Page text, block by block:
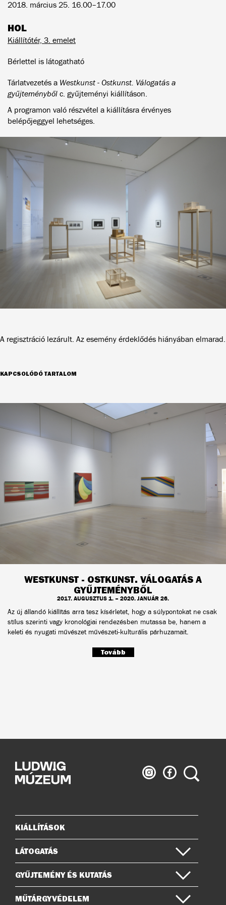
2018. március 25. 16.00–17.00
HOL
Kiállítótér, 3. emelet
Bérlettel is látogatható
Tárlatvezetés a Westkunst - Ostkunst. Válogatás a
gyűjteményből c. gyűjteményi kiállításon.
A programon való részvétel a kiállításra érvényes
belépőjeggyel lehetséges.
A regisztráció lezárult. Az esemény érdeklődés hiányában elmarad.
KAPCSOLÓDÓ TARTALOM
WESTKUNST - OSTKUNST. VÁLOGATÁS A
GYŰJTEMÉNYBŐL
2017. AUGUSZTUS 1. – 2020. JANUÁR 26.
Az új állandó kiállítás arra tesz kísérletet, hogy a súlypontokat ne csak
stílus szerinti vagy kronológiai rendezésben mutassa be, hanem a
keleti és nyugati művészet művészeti-kulturális párhuzamait.
Tovább
Ludwig
Múzeum
Ludwig
Múzeum
Keresés
Oldaltérkép
KIÁLLÍTÁSOK
LÁTOGATÁS
GYŰJTEMÉNY ÉS KUTATÁS
MŰTÁRGYVÉDELEM